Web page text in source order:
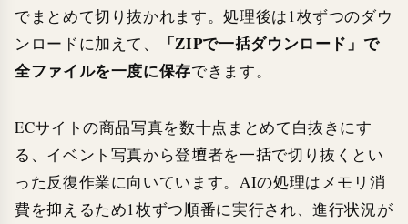
でまとめて切り抜かれます。処理後は1枚ずつのダウ
ンロードに加えて、
「ZIPで一括ダウンロード」で
全ファイルを一度に保存できます。
ECサイトの商品写真を数十点まとめて白抜きにす
る、イベント写真から登壇者を一括で切り抜くとい
った反復作業に向いています。AIの処理はメモリ消
費を抑えるため1枚ずつ順番に実行され、進行状況が